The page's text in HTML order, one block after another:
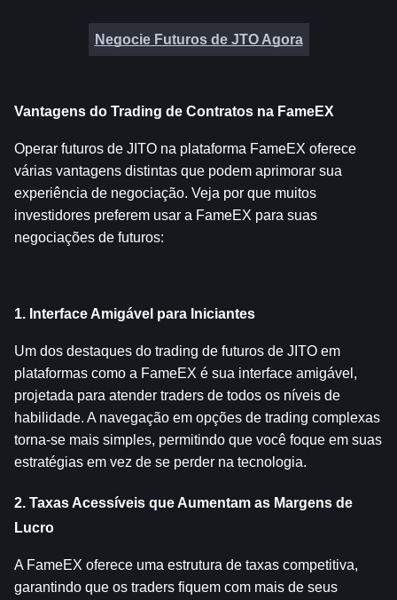
Negocie Futuros de JTO Agora
Vantagens do Trading de Contratos na FameEX
Operar futuros de JITO na plataforma FameEX oferece
várias vantagens distintas que podem aprimorar sua
experiência de negociação. Veja por que muitos
investidores preferem usar a FameEX para suas
negociações de futuros:
1. Interface Amigável para Iniciantes
Um dos destaques do trading de futuros de JITO em
plataformas como a FameEX é sua interface amigável,
projetada para atender traders de todos os níveis de
habilidade. A navegação em opções de trading complexas
torna-se mais simples, permitindo que você foque em suas
estratégias em vez de se perder na tecnologia.
2. Taxas Acessíveis que Aumentam as Margens de
Lucro
A FameEX oferece uma estrutura de taxas competitiva,
garantindo que os traders fiquem com mais de seus